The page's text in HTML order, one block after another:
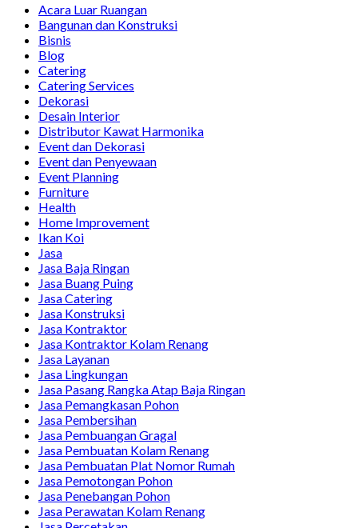
Acara Luar Ruangan
Bangunan dan Konstruksi
Bisnis
Blog
Catering
Catering Services
Dekorasi
Desain Interior
Distributor Kawat Harmonika
Event dan Dekorasi
Event dan Penyewaan
Event Planning
Furniture
Health
Home Improvement
Ikan Koi
Jasa
Jasa Baja Ringan
Jasa Buang Puing
Jasa Catering
Jasa Konstruksi
Jasa Kontraktor
Jasa Kontraktor Kolam Renang
Jasa Layanan
Jasa Lingkungan
Jasa Pasang Rangka Atap Baja Ringan
Jasa Pemangkasan Pohon
Jasa Pembersihan
Jasa Pembuangan Gragal
Jasa Pembuatan Kolam Renang
Jasa Pembuatan Plat Nomor Rumah
Jasa Pemotongan Pohon
Jasa Penebangan Pohon
Jasa Perawatan Kolam Renang